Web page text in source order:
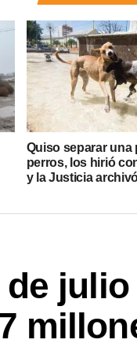
Quiso separar una
perros, los hirió
y la Justicia